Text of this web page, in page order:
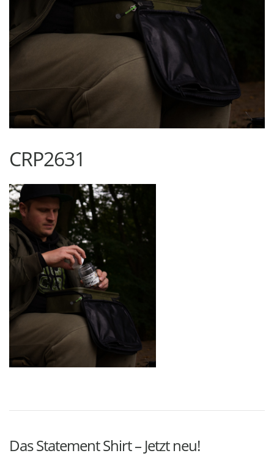
CRP2631
Das Statement Shirt – Jetzt neu!